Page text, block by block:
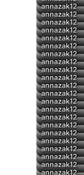
annazak12
annazak12
annazak12
annazak12
annazak12
annazak12
annazak12
annazak12
annazak12
annazak12
annazak12
annazak12
annazak12
annazak12
annazak12
annazak12
annazak12
annazak12
annazak12
annazak12
annazak12
annazak12